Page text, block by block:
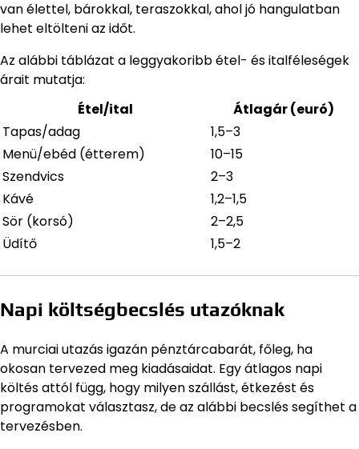
van élettel, bárokkal, teraszokkal, ahol jó hangulatban
lehet eltölteni az időt.
Az alábbi táblázat a leggyakoribb étel- és italféleségek
árait mutatja:
Étel/ital
Átlagár (euró)
Tapas/adag
1,5–3
Menü/ebéd (étterem)
10–15
Szendvics
2–3
Kávé
1,2–1,5
Sör (korsó)
2–2,5
Üdítő
1,5–2
Napi költségbecslés utazóknak
A murciai utazás igazán pénztárcabarát, főleg, ha
okosan tervezed meg kiadásaidat. Egy átlagos napi
költés attól függ, hogy milyen szállást, étkezést és
programokat választasz, de az alábbi becslés segíthet a
tervezésben.